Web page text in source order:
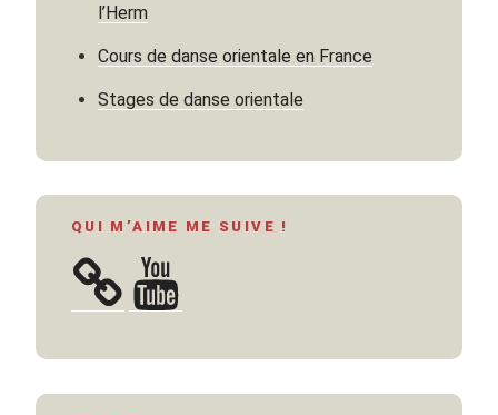
l’Herm
Cours de danse orientale en France
Stages de danse orientale
QUI M’AIME ME SUIVE !
YouTube